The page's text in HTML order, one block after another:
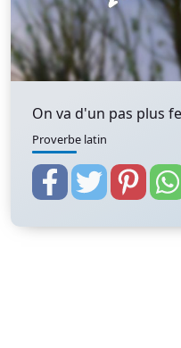
On va d'un pas plus
Proverbe latin